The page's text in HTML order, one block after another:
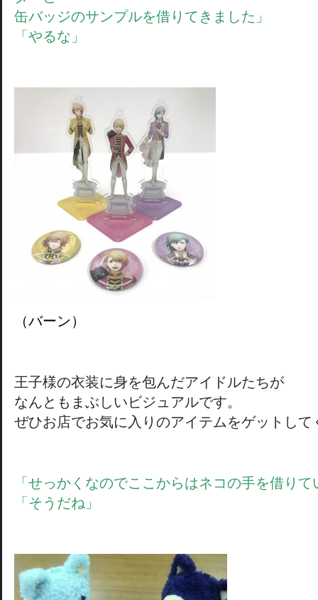
缶バッジのサンプルを借りてきました」
「やるな」
（バーン）
王子様の衣装に身を包んだアイドルたちが
なんともまぶしいビジュアルです。
ぜひお店でお気に入りのアイテムをゲットして
「せっかくなのでここからはネコの手を借りて
「そうだね」